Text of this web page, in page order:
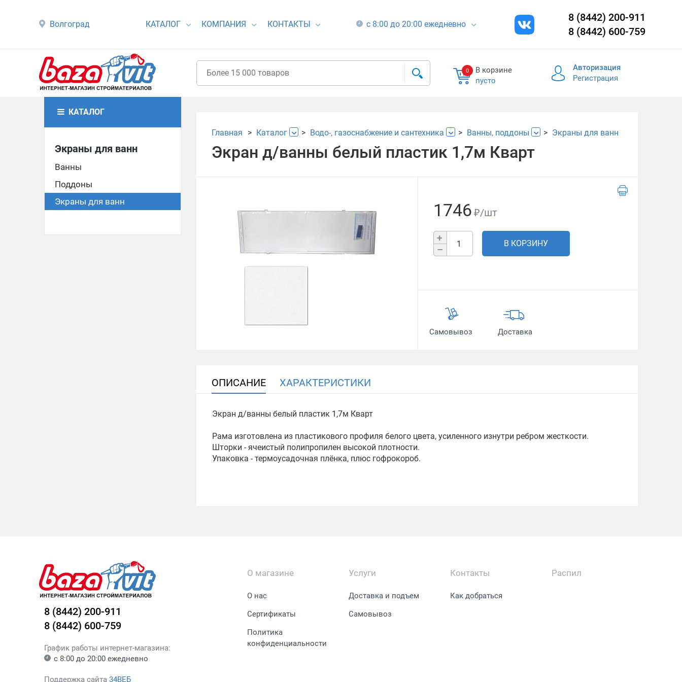
Волгоград КАТАЛОГ КОМПАНИЯ КОНТАКТЫ с 8:00 до 20:00 ежедневно
8 (8442) 200-911
8 (8442) 600-759
0
В корзине
пусто
Авторизация
Регистрация
КАТАЛОГ
Экраны для ванн
Ванны
Поддоны
Экраны для ванн
Главная Каталог Водо-, газоснабжение и сантехника Ванны, поддоны Экраны для ванн
Экран д/ванны белый пластик 1,7м Кварт
1746 ₽/шт
+
–
В КОРЗИНУ
Самовывоз Доставка
ОПИСАНИЕ ХАРАКТЕРИСТИКИ
Экран д/ванны белый пластик 1,7м Кварт
Рама изготовлена из пластикового профиля белого цвета, усиленного изнутри ребром жесткости.
Шторки - ячеистый полипропилен высокой плотности.
Упаковка - термоусадочная плёнка, плюс гофрокороб.
8 (8442) 200-911
8 (8442) 600-759
График работы интернет-магазина:
с 8:00 до 20:00 ежедневно
Поддержка сайта 34ВЕБ
О магазине
О нас
Сертификаты
Политика
конфиденциальности
Услуги
Доставка и подъем
Самовывоз
Контакты
Как добраться
Распил